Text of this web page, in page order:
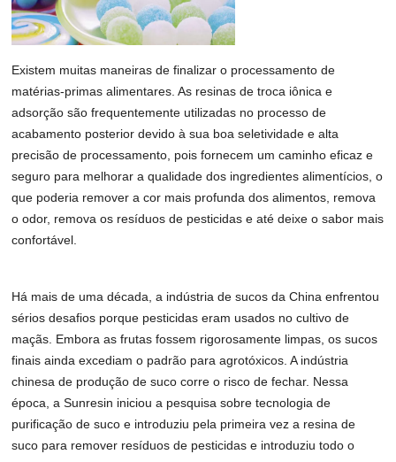
Existem muitas maneiras de finalizar o processamento de
matérias-primas alimentares. As resinas de troca iônica e
adsorção são frequentemente utilizadas no processo de
acabamento posterior devido à sua boa seletividade e alta
precisão de processamento, pois fornecem um caminho eficaz e
seguro para melhorar a qualidade dos ingredientes alimentícios, o
que poderia remover a cor mais profunda dos alimentos, remova
o odor, remova os resíduos de pesticidas e até deixe o sabor mais
confortável.
Há mais de uma década, a indústria de sucos da China enfrentou
sérios desafios porque pesticidas eram usados ​​no cultivo de
maçãs. Embora as frutas fossem rigorosamente limpas, os sucos
finais ainda excediam o padrão para agrotóxicos. A indústria
chinesa de produção de suco corre o risco de fechar. Nessa
época, a Sunresin iniciou a pesquisa sobre tecnologia de
purificação de suco e introduziu pela primeira vez a resina de
suco para remover resíduos de pesticidas e introduziu todo o